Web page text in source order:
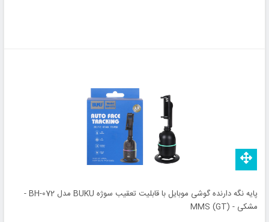
پایه نگه دارنده گوشی موبایل با قابلیت تعقیب سوژه BUKU مدل BH-072 -
مشکی - MMS (GT)